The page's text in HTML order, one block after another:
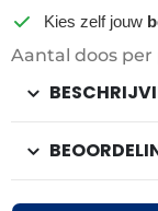
Kies zelf jouw
Aantal doos per